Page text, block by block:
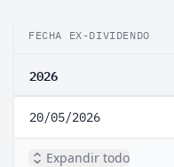
FECHA EX-DIVIDENDO
2026
20/05/2026
Expandir todo